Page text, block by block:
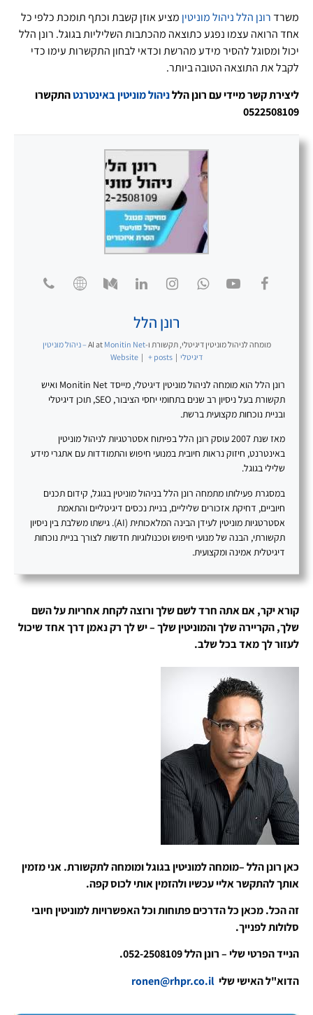
משרדרונן הלל ניהול מוניטין מציע אוזן קשבת וכתף תומכת כלפי כל
אחד הרואה עצמו נפגע כתוצאה מהכתבות השליליות בגוגל. רונן הלל
יכול ומסוגל להסיר מידע מהרשת וכדאי לבחון התקשרות עימו כדי
לקבל את התוצאה הטובה ביותר.
ליצירת קשר מיידי עם רונן הללניהול מוניטין באינטרנטהתקשרו
0522508109
רונן הלל
מומחה לניהול מוניטין דיגיטלי, תקשורת ו-AI at
Monitin Net – ניהול מוניטין
דיגיטלי |
Website | + posts
רונן הלל הוא מומחה לניהול מוניטין דיגיטלי, מייסד Monitin Net ואיש
תקשורת בעל ניסיון רב שנים בתחומי יחסי הציבור, SEO, תוכן דיגיטלי
ובניית נוכחות מקצועית ברשת.
מאז שנת 2007 עוסק רונן הלל בפיתוח אסטרטגיות לניהול מוניטין
באינטרנט, חיזוק נראות חיובית במנועי חיפוש והתמודדות עם אתגרי מידע
שלילי בגוגל.
במסגרת פעילותו מתמחה רונן הלל בניהול מוניטין בגוגל, קידום תכנים
חיוביים, דחיקת אזכורים שליליים, בניית נכסים דיגיטליים והתאמת
אסטרטגיות מוניטין לעידן הבינה המלאכותית (AI). גישתו משלבת בין ניסיון
תקשורתי, הבנה של מנועי חיפוש וטכנולוגיות חדשות לצורך בניית נוכחות
דיגיטלית אמינה ומקצועית.
קורא יקר, אם אתה חרד לשם שלך ורוצה לקחת אחריות על השם
שלך, הקריירה שלך והמוניטין שלך – יש לך רק נאמן דרך אחד שיכול
לעזור לך מאד בכל שלב.
כאן רונן הלל –מומחה למוניטין בגוגל ומומחה לתקשורת. אני מזמין
אותך להתקשר אליי עכשיו ולהזמין אותי לכוס קפה.
זה הכל. מכאן כל הדרכים פתוחות וכל האפשרויות למוניטין חיובי
סלולות לפנייך.
הנייד הפרטי שלי – רונן הלל 052-2508109.
הדוא"ל האישי שלי